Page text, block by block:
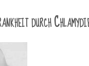
durch